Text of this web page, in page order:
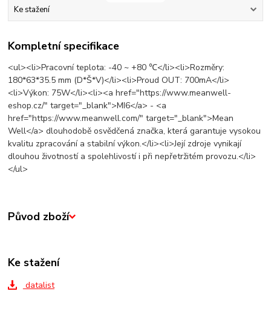
Ke stažení
Kompletní specifikace
<ul><li>Pracovní teplota: -40 ~ +80 ℃</li><li>Rozměry:
180*63*35.5 mm (D*Š*V)</li><li>Proud OUT: 700mA</li>
<li>Výkon: 75W</li><li><a href="https://www.meanwell-
eshop.cz/" target="_blank">MI6</a> - <a
href="https://www.meanwell.com/" target="_blank">Mean
Well</a> dlouhodobě osvědčená značka, která garantuje vysokou
kvalitu zpracování a stabilní výkon.</li><li>Její zdroje vynikají
dlouhou životností a spolehlivostí i při nepřetržitém provozu.</li>
</ul>
Původ zboží
Ke stažení
datalist